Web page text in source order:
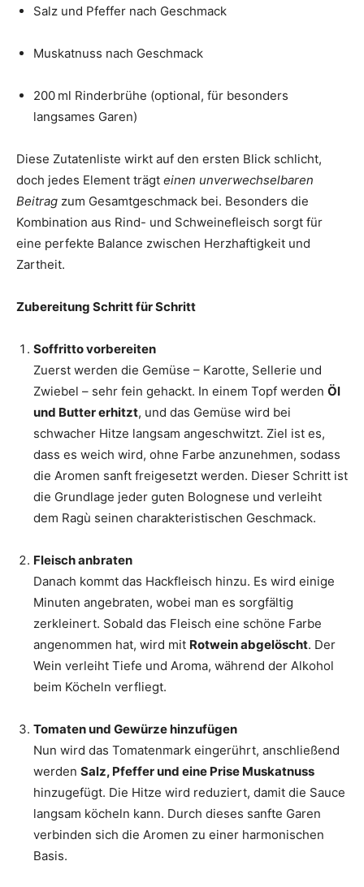
Salz und Pfeffer nach Geschmack
Muskatnuss nach Geschmack
200 ml Rinderbrühe (optional, für besonders
langsames Garen)
Diese Zutatenliste wirkt auf den ersten Blick schlicht,
doch jedes Element trägt einen unverwechselbaren
Beitrag zum Gesamtgeschmack bei. Besonders die
Kombination aus Rind- und Schweinefleisch sorgt für
eine perfekte Balance zwischen Herzhaftigkeit und
Zartheit.
Zubereitung Schritt für Schritt
Soffritto vorbereiten
Zuerst werden die Gemüse – Karotte, Sellerie und
Zwiebel – sehr fein gehackt. In einem Topf werden Öl
und Butter erhitzt, und das Gemüse wird bei
schwacher Hitze langsam angeschwitzt. Ziel ist es,
dass es weich wird, ohne Farbe anzunehmen, sodass
die Aromen sanft freigesetzt werden. Dieser Schritt ist
die Grundlage jeder guten Bolognese und verleiht
dem Ragù seinen charakteristischen Geschmack.
Fleisch anbraten
Danach kommt das Hackfleisch hinzu. Es wird einige
Minuten angebraten, wobei man es sorgfältig
zerkleinert. Sobald das Fleisch eine schöne Farbe
angenommen hat, wird mit Rotwein abgelöscht. Der
Wein verleiht Tiefe und Aroma, während der Alkohol
beim Köcheln verfliegt.
Tomaten und Gewürze hinzufügen
Nun wird das Tomatenmark eingerührt, anschließend
werden Salz, Pfeffer und eine Prise Muskatnuss
hinzugefügt. Die Hitze wird reduziert, damit die Sauce
langsam köcheln kann. Durch dieses sanfte Garen
verbinden sich die Aromen zu einer harmonischen
Basis.